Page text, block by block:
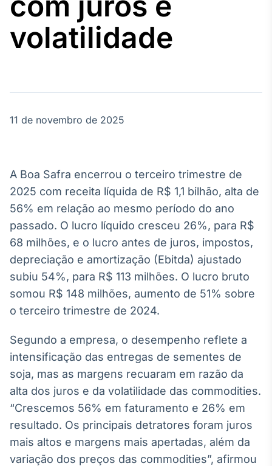
Agro
Tudo sobre o
agronegócio
Broadcast
Energia
O setor de
energia elétrica
Broadcast
White Label
Plataforma para
conteúdos
Soluções de Dados
e Conteúdos
Broadcast
OTC
negociação de
ativos
Broadcast
volatilidade
11 de novembro de 2025
A Boa Safra encerrou o terceiro trimestre de
2025 com receita líquida de R$ 1,1 bilhão, alta de
56% em relação ao mesmo período do ano
passado. O lucro líquido cresceu 26%, para R$
68 milhões, e o lucro antes de juros, impostos,
depreciação e amortização (Ebitda) ajustado
subiu 54%, para R$ 113 milhões. O lucro bruto
somou R$ 148 milhões, aumento de 51% sobre
o terceiro trimestre de 2024.
Segundo a empresa, o desempenho reflete a
intensificação das entregas de sementes de
soja, mas as margens recuaram em razão da
alta dos juros e da volatilidade das commodities.
“Crescemos 56% em faturamento e 26% em
resultado. Os principais detratores foram juros
mais altos e margens mais apertadas, além da
variação dos preços das commodities”, afirmou